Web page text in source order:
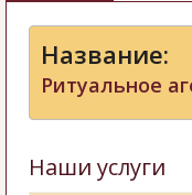
Название:
Ритуальное
Наши услуги